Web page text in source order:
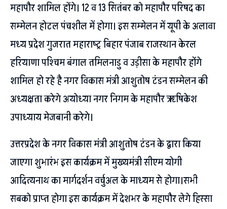
महापौर शामिल होंगे। 12 व 13 सितंबर को महापौर परिषद का
सम्मेलन होटल पंचशील में होगा। इस सम्मेलन में यूपी के अलावा
मध्य प्रदेश गुजरात महाराष्ट्र बिहार पंजाब राजस्थान केरल
हरियाणा पश्चिम बंगाल तमिलनाडु व उड़ीसा के महापौर होंगे
शामिल हो रहे है नगर विकास मंत्री आशुतोष टंडन सम्मेलन की
अध्यक्षता करेगे अयोध्या नगर निगम के महापौर ऋषिकेश
उपाध्याय मेजबानी करेगे।
उत्तरप्रदेश के नगर विकास मंत्री आशुतोष टंडन के द्वारा किया
जाएगा शुभारंभ इस कार्यक्रम में मुख्यमंत्री सीएम योगी
आदित्यनाथ का मार्गदर्शन वर्चुअल के माध्यम से होगा।सभी
सबको प्राप्त होगा इस कार्यक्रम में देशभर के महापौर लेगे हिस्सा